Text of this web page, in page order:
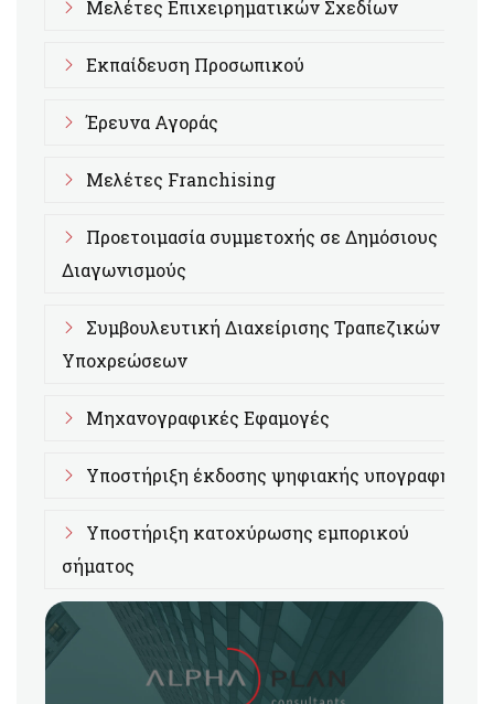
Μελέτες Επιχειρηματικών Σχεδίων
Εκπαίδευση Προσωπικού
Έρευνα Αγοράς
Μελέτες Franchising
Προετοιμασία συμμετοχής σε Δημόσιους
Διαγωνισμούς
Συμβουλευτική Διαχείρισης Τραπεζικών
Υποχρεώσεων
Μηχανογραφικές Εφαμογές
Υποστήριξη έκδοσης ψηφιακής υπογραφής
Υποστήριξη κατοχύρωσης εμπορικού
σήματος